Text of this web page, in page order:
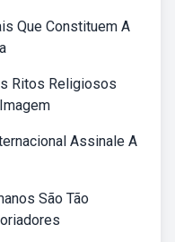
Que Constituem A
Ritos Religiosos
Assinale A
São Tão